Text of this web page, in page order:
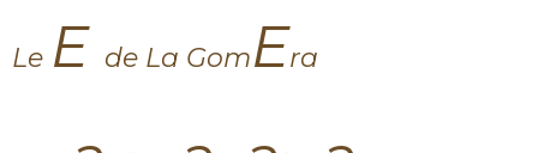
Le E de La GomEra